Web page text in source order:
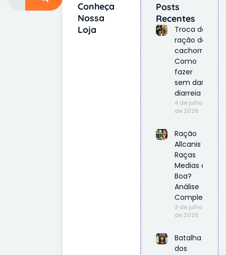
Conheça
Nossa
Loja
Posts
Recentes
Troca de
ração do
cachorro:
Como
fazer
sem dar
diarreia
4 de julho
de 2026
Ração
Allcanis
Raças
Medias é
Boa?
Análise
Completa
3 de julho
de 2026
Batalha
dos